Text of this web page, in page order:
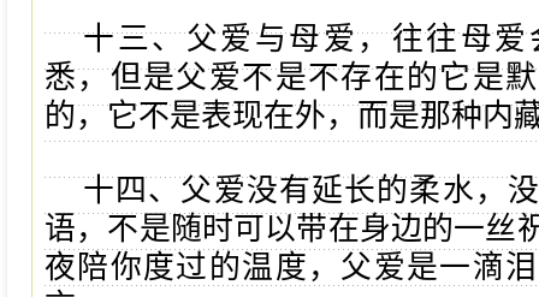
十三、父爱与母爱，往往母
悉，但是父爱不是不存在的它是
的，它不是表现在外，而是那种内
十四、父爱没有延长的柔水，
语，不是随时可以带在身边的一丝
夜陪你度过的温度，父爱是一滴